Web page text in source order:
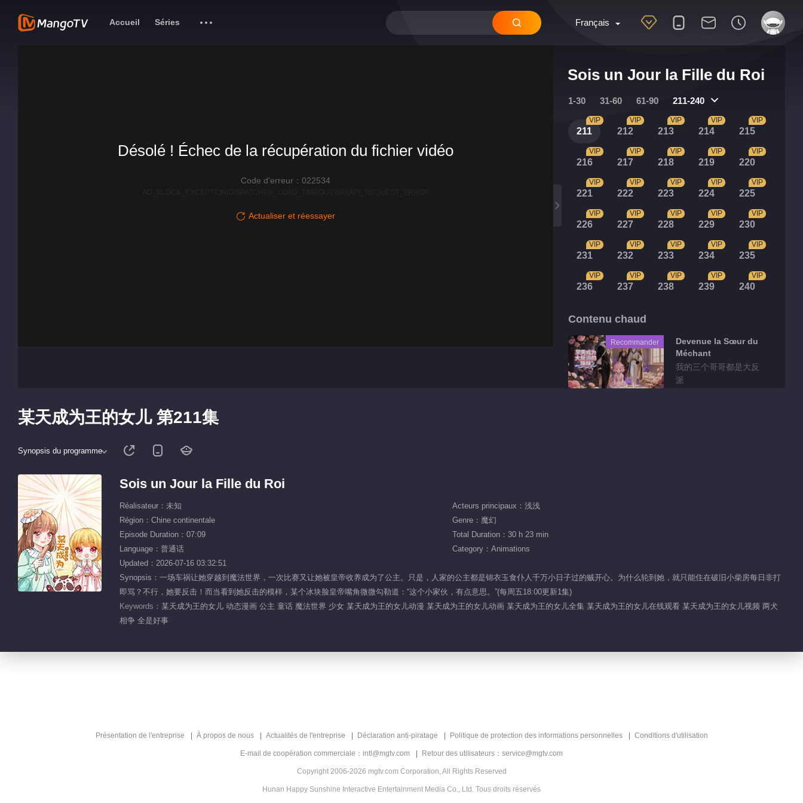
Français
Accueil Séries
Sois un Jour la Fille du Roi
1-30 31-60 61-90 211-240
211
VIP
212
VIP
213
VIP
214
VIP
215
VIP
216
VIP
217
VIP
218
VIP
219
VIP
220
VIP
221
VIP
222
VIP
223
VIP
224
VIP
225
VIP
226
VIP
227
VIP
228
VIP
229
VIP
230
VIP
231
VIP
232
VIP
233
VIP
234
VIP
235
VIP
236
VIP
237
VIP
238
VIP
239
VIP
240
VIP
Contenu chaud
Recommander
Devenue la Sœur du
Méchant
我的三个哥哥都是大反
派
妹妹下战帖
Désolé ! Échec de la récupération du fichier vidéo
Code d'erreur：022534
Actualiser et réessayer
某天成为王的女儿 第211集
Synopsis du programme
Sois un Jour la Fille du Roi
Réalisateur：未知
Acteurs principaux：浅浅
Région：Chine continentale
Genre：魔幻
Episode Duration：07:09
Total Duration：30 h 23 min
Language：普通话
Category：Animations
Updated：2026-07-16 03:32:51
Synopsis：一场车祸让她穿越到魔法世界，一次比赛又让她被皇帝收养成为了公主。只是，人家的公主都是锦衣玉食仆人千万小日子过的贼开心。为什么轮到她，就只能住在破旧小柴房每日非打
即骂？不行，她要反击！而当看到她反击的模样，某个冰块脸皇帝嘴角微微勾勒道：“这个小家伙，有点意思。”(每周五18:00更新1集)
Keywords： 某天成为王的女儿 动态漫画 公主 童话 魔法世界 少女 某天成为王的女儿动漫 某天成为王的女儿动画 某天成为王的女儿全集 某天成为王的女儿在线观看 某天成为王的女儿视频 两犬
相争 全是好事
Présentation de l'entreprise À propos de nous Actualités de l'entreprise Déclaration anti-piratage Politique de protection des informations personnelles Conditions d'utilisation
E-mail de coopération commerciale：intl@mgtv.com Retour des utilisateurs：service@mgtv.com
Copyright 2006-2026 mgtv.com Corporation, All Rights Reserved
Hunan Happy Sunshine Interactive Entertainment Media Co., Ltd. Tous droits réservés